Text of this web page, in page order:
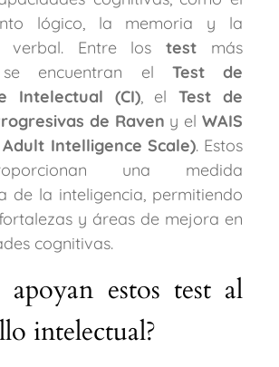
lógico, la memoria y la
verbal. Entre lostest más
se encuentran el Test de
Intelectual (CI), elTest de
de Raven y el WAIS
Intelligence Scale). Estos
una medida
de la inteligencia, permitiendo
y áreas de mejora en
cognitivas.
apoyan estos test al
intelectual?